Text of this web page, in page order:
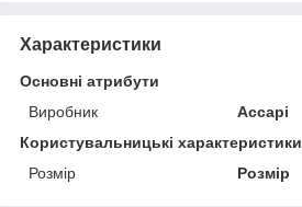
Характеристики
Основні атрибути
Виробник
Accapi
Користувальницькі характеристики
Розмір
Розмір